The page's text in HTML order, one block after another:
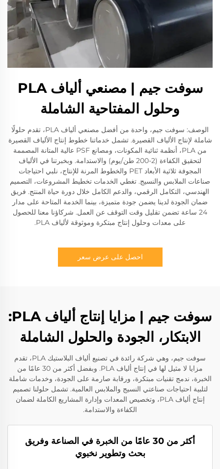
سوفت جيم | مصنعي ألياف PLA
وحلول المفتاحية الشاملة
الوصف: سوفت جيم، واحدة من أفضل مصنعي ألياف PLA، تقدم حلولًا
شاملة لإنتاج الألياف القصيرة. تشمل خدماتنا خطوط إنتاج الألياف القصيرة
من PLA، أنظمة ثنائية المكونات، ومصانع PSF عالية المتانة المصممة
لتحقيق الكفاءة (2-200 طن/يوم) والاستدامة. وبخبرتنا في الألياف
المجوفة ثلاثية الأبعاد PET والخطوط المرنة للإنتاج، نلبي احتياجات
صناعات الملابس والنسيج. تغطي الخدمات تخطيط المشروعات، التصميم
الهندسي، التكامل الرقمي، والدعم الكامل خلال دورة حياة المنتج. فريق
ضمان الجودة لدينا يضمن جودة متميزة، بينما الخدمة المتاحة على مدار
24 ساعة تضمن تقليل وقت التوقف عن العمل. شركاؤنا معنا للحصول
على معدات وحلول إنتاج مبتكرة وموثوقة لألياف PLA.
احصل على عرض سعر
سوفت جيم | مزايا إنتاج ألياف PLA:
الابتكار، الجودة والحلول الشاملة
سوفت جيم، وهي شركة رائدة في تصنيع ألياف البلاستيك PLA، تقدم
مزايا لا مثيل لها في إنتاج ألياف PLA. وبفضل أكثر من 30 عامًا من
الخبرة، ندمج تقنيات مبتكرة، ورقابة صارمة على الجودة، وخدمات شاملة
لتلبية احتياجات صناعتي النسيج والملابس العالمية. تشمل حلولنا تصميم
إنتاج ألياف PLA، وتخصيص المعدات وإدارة المشاريع الكاملة لضمان
الكفاءة والاستدامة.
أكثر من 30 عامًا من الخبرة في الصناعة وفريق
بحث وتطوير نخبوي